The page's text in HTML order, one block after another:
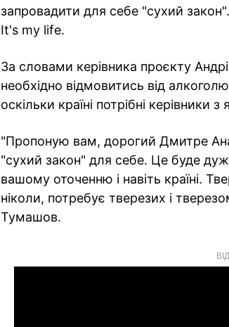
запровадити для себе "сухий
Іt's my life.
За словами керівника проєкту
необхідно відмовитись від
оскільки країні потрібні керівники
"Пропоную вам, дорогий Дмитре
"сухий закон" для себе. Це буде
вашому оточенню і навіть країні.
ніколи, потребує тверезих і
Тумашов.